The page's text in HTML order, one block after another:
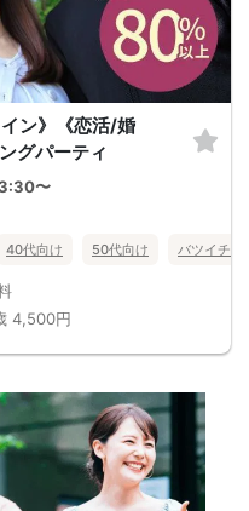
ン》《恋活/婚
グパーティ
〜
40代向け 50代向け バツイチ・
4,500円